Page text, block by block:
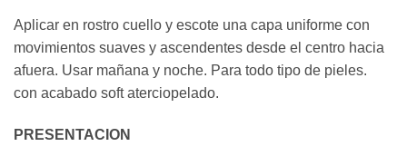
Aplicar en rostro cuello y escote una capa uniforme con
movimientos suaves y ascendentes desde el centro hacia
afuera. Usar mañana y noche. Para todo tipo de pieles.
con acabado soft aterciopelado.
PRESENTACION